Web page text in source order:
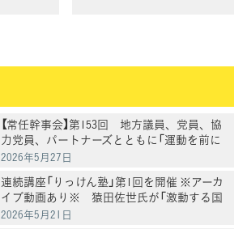
【常任幹事会】第153回 地方議員、党員、協
力党員、パートナーズとともに「運動を前に
進めていく」水岡代表
2026年5月27日
連続講座「りっけん塾」第1回を開催 ※アーカ
イブ動画あり※ 猿田佐世氏が「激動する国
際秩序における日本外交戦略」を講演
2026年5月21日